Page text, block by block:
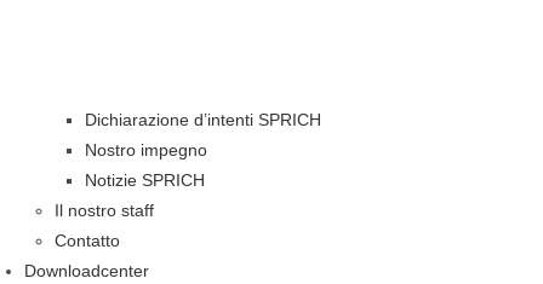
Dichiarazione d’intenti SPRICH
Nostro impegno
Notizie SPRICH
Il nostro staff
Contatto
Downloadcenter